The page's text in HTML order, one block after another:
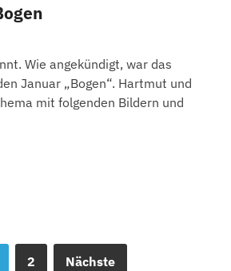
Wie angekündigt, war das
Januar „Bogen“. Hartmut und
mit folgenden Bildern und
2 Nächste